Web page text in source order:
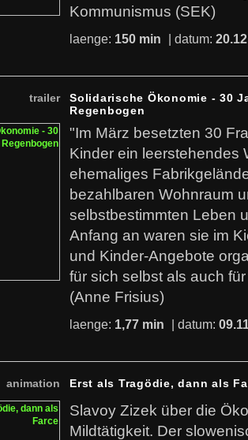
Kommunismus (SEK)
laenge: 150 min | datum:
trailer
Solidarische Ökonomie - 30
Regenbogen
"Im März besetzten 30
Kinder ein leerstehendes
ehemaliges
bezahlbaren Wohnraum
selbstbestimmten Leben
Anfang an waren sie im
und Kinder-Angebote
für sich selbst als auch
(Anne Frisius)
laenge: 1,77 min | datum:
animation Erst als Tragödie, dann als
Slavoy Zizek über die
Mildtätigkeit. Der